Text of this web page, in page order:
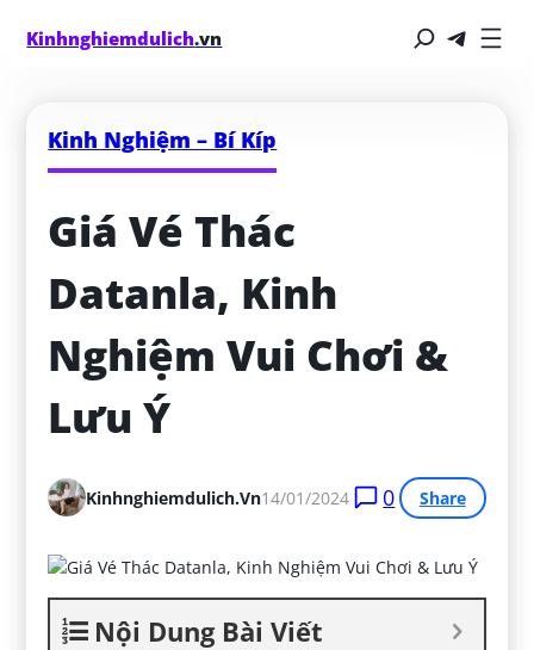
Kinhnghiemdulich.vn
Kinh Nghiệm – Bí Kíp
Giá Vé Thác
Datanla, Kinh
Nghiệm Vui Chơi &
Lưu Ý
Kinhnghiemdulich.vn14/01/2024 0 Share
Nội Dung Bài Viết